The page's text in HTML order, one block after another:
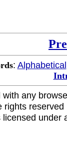
: Alphabetical
with any
rights
licensed under